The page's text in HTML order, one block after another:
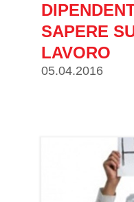
SAPERE
LAVORO
05.04.2016